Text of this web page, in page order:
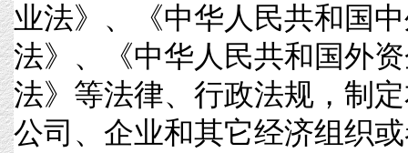
业法》、《中华人民共和国
法》、《中华人民共和国外
法》等法律、行政法规，制
公司、企业和其它经济组织